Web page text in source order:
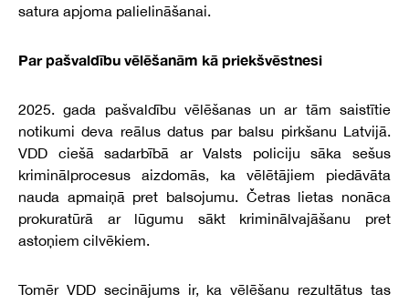
satura apjoma palielināšanai.
Par pašvaldību vēlēšanām kā priekšvēstnesi
2025. gada pašvaldību vēlēšanas un ar tām saistītie
notikumi deva reālus datus par balsu pirkšanu Latvijā.
VDD ciešā sadarbībā ar Valsts policiju sāka sešus
kriminālprocesus aizdomās, ka vēlētājiem piedāvāta
nauda apmaiņā pret balsojumu. Četras lietas nonāca
prokuratūrā ar lūgumu sākt kriminālvajāšanu pret
astoņiem cilvēkiem.
Tomēr VDD secinājums ir, ka vēlēšanu rezultātus tas